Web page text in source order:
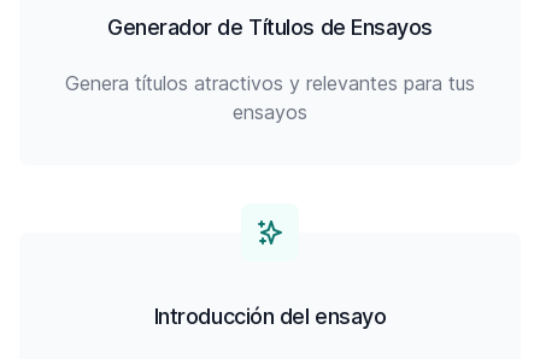
Generador de Títulos de Ensayos
Genera títulos atractivos y relevantes para tus
ensayos
Introducción del ensayo